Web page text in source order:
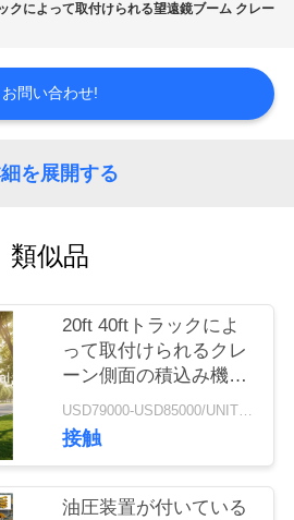
ックによって取付けられる望遠鏡ブーム クレー
お問い合わせ!
を展開する
類似品
20ft 40ftトラックによ
って取付けられるクレ
ーン側面の積込み機
Sidelifterのトレーラー
に半荷を積んでいる容
器の自己
USD79000-USD85000/UNIT)negotiation MOQ:1 ユニット
接触
油圧装置が付いている